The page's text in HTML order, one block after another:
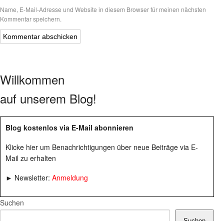
Name, E-Mail-Adresse und Website in diesem Browser für meinen nächsten
Kommentar speichern.
Willkommen
auf unserem Blog!
Blog kostenlos via E-Mail abonnieren
Klicke hier um Benachrichtigungen über neue Beiträge via E-
Mail zu erhalten
► Newsletter: Anmeldung
Suchen